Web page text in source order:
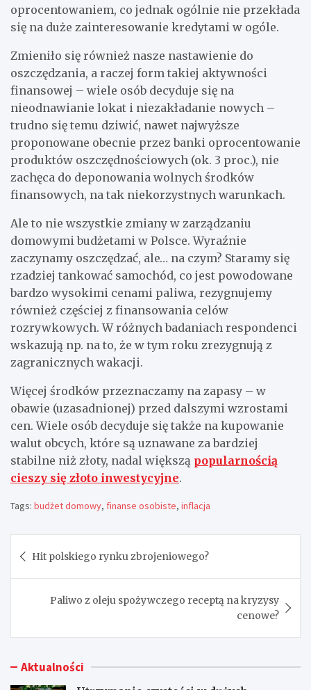
oprocentowaniem, co jednak ogólnie nie przekłada
się na duże zainteresowanie kredytami w ogóle.
Zmieniło się również nasze nastawienie do
oszczędzania, a raczej form takiej aktywności
finansowej – wiele osób decyduje się na
nieodnawianie lokat i niezakładanie nowych –
trudno się temu dziwić, nawet najwyższe
proponowane obecnie przez banki oprocentowanie
produktów oszczędnościowych (ok. 3 proc.), nie
zachęca do deponowania wolnych środków
finansowych, na tak niekorzystnych warunkach.
Ale to nie wszystkie zmiany w zarządzaniu
domowymi budżetami w Polsce. Wyraźnie
zaczynamy oszczędzać, ale… na czym? Staramy się
rzadziej tankować samochód, co jest powodowane
bardzo wysokimi cenami paliwa, rezygnujemy
również częściej z finansowania celów
rozrywkowych. W różnych badaniach respondenci
wskazują np. na to, że w tym roku zrezygnują z
zagranicznych wakacji.
Więcej środków przeznaczamy na zapasy – w
obawie (uzasadnionej) przed dalszymi wzrostami
cen. Wiele osób decyduje się także na kupowanie
walut obcych, które są uznawane za bardziej
stabilne niż złoty, nadal większą popularnością
cieszy się złoto inwestycyjne.
Tags: budżet domowy, finanse osobiste, inflacja
wpisu
Hit polskiego rynku zbrojeniowego?
Paliwo z oleju spożywczego receptą na kryzysy
cenowe?
Aktualności